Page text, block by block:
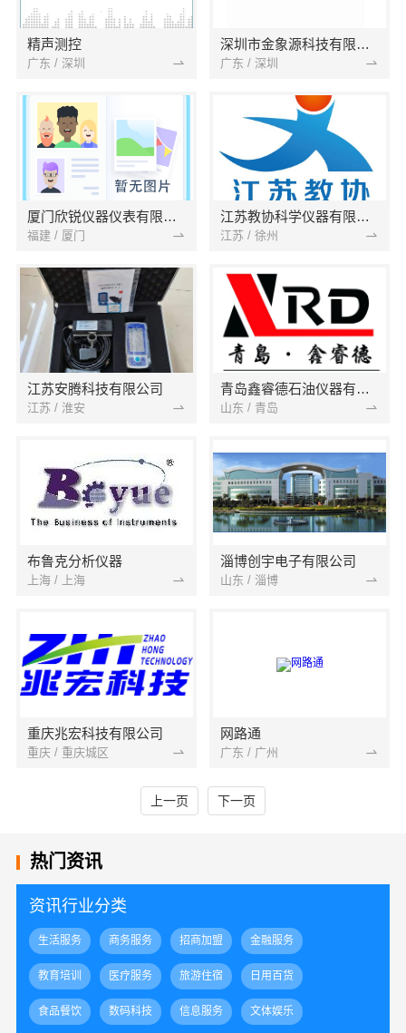
精声测控
广东 / 深圳
深圳市金象源科技有限公司
广东 / 深圳
厦门欣锐仪器仪表有限公司
福建 / 厦门
江苏教协科学仪器有限公司
江苏 / 徐州
江苏安腾科技有限公司
江苏 / 淮安
青岛鑫睿德石油仪器有限公司
山东 / 青岛
布鲁克分析仪器
上海 / 上海
淄博创宇电子有限公司
山东 / 淄博
重庆兆宏科技有限公司
重庆 / 重庆城区
网路通
广东 / 广州
上一页 下一页
热门资讯
资讯行业分类
生活服务 商务服务 招商加盟 金融服务
教育培训 医疗服务 旅游住宿 日用百货
食品餐饮 数码科技 信息服务 文体娱乐